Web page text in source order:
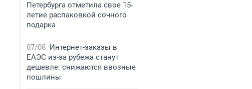
Петербурга отметила свое 15-
летие распаковкой сочного
подарка
07/08 Интернет-заказы в
ЕАЭС из-за рубежа станут
дешевле: снижаются ввозные
пошлины